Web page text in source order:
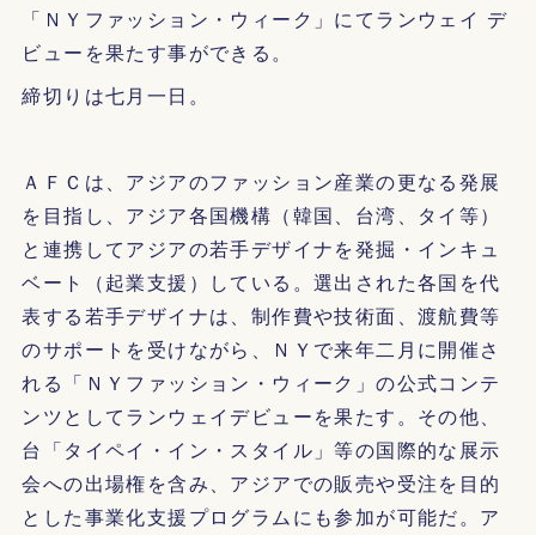
「ＮＹファッション・ウィーク」にてランウェイ デ
ビューを果たす事ができる。
締切りは七月一日。
ＡＦＣは、アジアのファッション産業の更なる発展
を目指し、アジア各国機構（韓国、台湾、タイ等）
と連携してアジアの若手デザイナを発掘・インキュ
ベート（起業支援）している。選出された各国を代
表する若手デザイナは、制作費や技術面、渡航費等
のサポートを受けながら、ＮＹで来年二月に開催さ
れる「ＮＹファッション・ウィーク」の公式コンテ
ンツとしてランウェイデビューを果たす。その他、
台「タイペイ・イン・スタイル」等の国際的な展示
会への出場権を含み、アジアでの販売や受注を目的
とした事業化支援プログラムにも参加が可能だ。ア